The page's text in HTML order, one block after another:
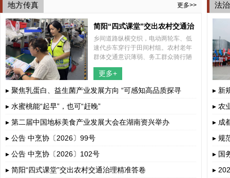
地方传真 更多>>
简阳“四式课堂”交出农村交通治
理精准答卷
乡间道路纵横交织，电动两轮车、低
速代步车穿行于田间村组。农村老年
群体交通意识薄弱、务工群众骑行陋
习突出、孩童上下学接送风险暗藏，
多重道路安全隐患交织叠加。
更多+
▸ 聚焦乳蛋白、益生菌产业发展方向 “可感知高品质探寻
荟”呼和浩...
▸ 水蜜桃能“起早”，也可“赶晚”
▸ 第二届中国地标美食产业发展大会在湖南资兴举办
▸ 公告 中烹协〔2026〕99号
▸ 公告 中烹协〔2026〕102号
▸ 简阳“四式课堂”交出农村交通治理精准答卷
法
▸ 新
▸ 农
▸ 成
▸ 规
▸ 国
若干
▸